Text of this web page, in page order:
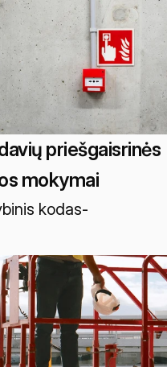
priešgaisrinės
mokymai
kodas-